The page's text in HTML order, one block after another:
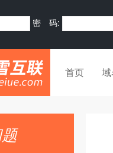
密 码:
首页